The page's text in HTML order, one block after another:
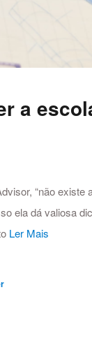
a
“não
ela dá valiosa
Ler Mais